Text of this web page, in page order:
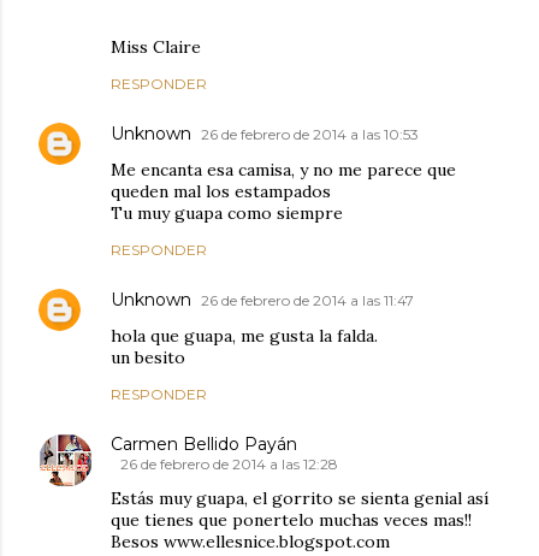
Miss Claire
RESPONDER
Unknown 26 de febrero de 2014 a las 10:53
Me encanta esa camisa, y no me parece que
queden mal los estampados
Tu muy guapa como siempre
RESPONDER
Unknown 26 de febrero de 2014 a las 11:47
hola que guapa, me gusta la falda.
un besito
RESPONDER
Carmen Bellido Payán
26 de febrero de 2014 a las 12:28
Estás muy guapa, el gorrito se sienta genial así
que tienes que ponertelo muchas veces mas!!
Besos www.ellesnice.blogspot.com